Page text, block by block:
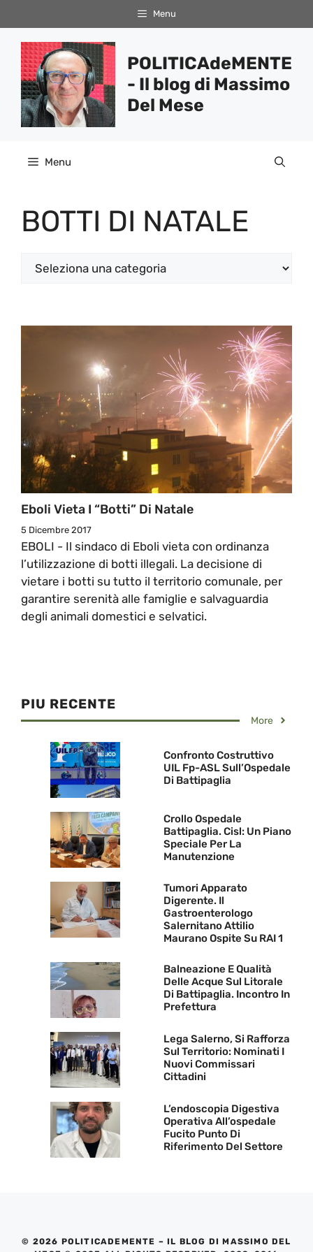
al
contenuto
Menu
POLITICAdeMENTE
- Il blog di Massimo
Del Mese
Menu
BOTTI DI NATALE
Categorie
Eboli Vieta I “botti” Di Natale
5 Dicembre 2017
EBOLI - Il sindaco di Eboli vieta con ordinanza
l’utilizzazione di botti illegali. La decisione di
vietare i botti su tutto il territorio comunale, per
garantire serenità alle famiglie e salvaguardia
degli animali domestici e selvatici.
PIU RECENTE
More
Confronto Costruttivo
UIL Fp-ASL Sull’Ospedale
Di Battipaglia
Crollo Ospedale
Battipaglia. Cisl: Un Piano
Speciale Per La
Manutenzione
Tumori Apparato
Digerente. Il
Gastroenterologo
Salernitano Attilio
Maurano Ospite Su RAI 1
Balneazione E Qualità
Delle Acque Sul Litorale
Di Battipaglia. Incontro In
Prefettura
Lega Salerno, Si Rafforza
Sul Territorio: Nominati I
Nuovi Commissari
Cittadini
L’endoscopia Digestiva
Operativa All’ospedale
Fucito Punto Di
Riferimento Del Settore
© 2026 POLITICADEMENTE – IL BLOG DI MASSIMO DEL